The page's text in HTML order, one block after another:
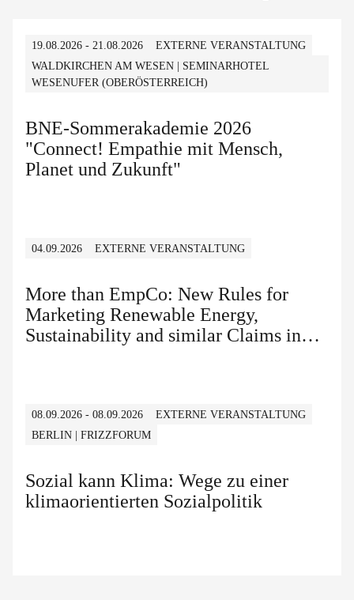
19.08.2026 - 21.08.2026
EXTERNE VERANSTALTUNG
WALDKIRCHEN AM WESEN | SEMINARHOTEL
WESENUFER (OBERÖSTERREICH)
BNE-Sommerakademie 2026
"Connect! Empathie mit Mensch,
Planet und Zukunft"
04.09.2026 EXTERNE VERANSTALTUNG
More than EmpCo: New Rules for
Marketing Renewable Energy,
Sustainability and similar Claims in
08.09.2026 - 08.09.2026
EXTERNE VERANSTALTUNG
BERLIN | FRIZZFORUM
Sozial kann Klima: Wege zu einer
klimaorientierten Sozialpolitik